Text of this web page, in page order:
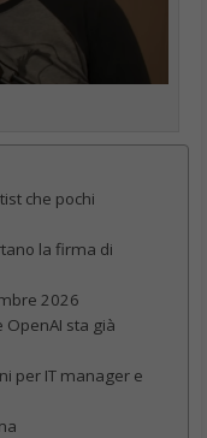
che pochi
la firma di
2026
OpenAI sta già
per IT manager e